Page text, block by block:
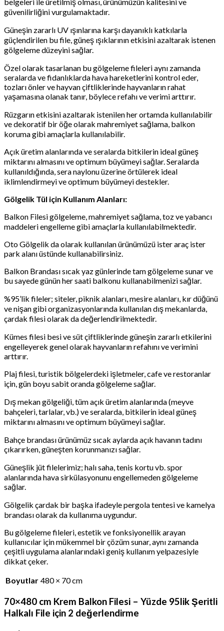
güvenilirliğini vurgulamaktadır.
Güneşin zararlı UV ışınlarına karşı dayanıklı katkılarla
güçlendirilen bu file, güneş ışıklarının etkisini azaltarak istenen
gölgeleme düzeyini sağlar.
Özel olarak tasarlanan bu gölgeleme fileleri aynı zamanda
seralarda ve fidanlıklarda hava hareketlerini kontrol eder,
tozları önler ve hayvan çiftliklerinde hayvanların rahat
yaşamasına olanak tanır, böylece refahı ve verimi arttırır.
Rüzgarın etkisini azaltarak istenilen her ortamda kullanılabilir
ve dekoratif bir öğe olarak mahremiyet sağlama, balkon
koruma gibi amaçlarla kullanılabilir.
Açık üretim alanlarında ve seralarda bitkilerin ideal güneş
miktarını almasını ve optimum büyümeyi sağlar. Seralarda
kullanıldığında, sera naylonu üzerine örtülerek ideal
iklimlendirmeyi ve optimum büyümeyi destekler.
Gölgelik Tül için Kullanım Alanları:
Balkon Filesi gölgeleme, mahremiyet sağlama, toz ve yabancı
maddeleri engelleme gibi amaçlarla kullanılabilmektedir.
Oto Gölgelik da olarak kullanılan ürünümüzü ister araç ister
park alanı üstünde kullanabilirsiniz.
Balkon Brandası sıcak yaz günlerinde tam gölgeleme sunar ve
bu sayede günün her saati balkonu kullanabilmenizi sağlar.
%95’lik fileler; siteler, piknik alanları, mesire alanları, kır düğünü
ve nişan gibi organizasyonlarında kullanılan dış mekanlarda,
çardak filesi olarak da değerlendirilmektedir.
Kümes filesi besi ve süt çiftliklerinde güneşin zararlı etkilerini
engelleyerek genel olarak hayvanların refahını ve verimini
arttırır.
Plaj filesi, turistik bölgelerdeki işletmeler, cafe ve restoranlar
için, gün boyu sabit oranda gölgeleme sağlar.
Dış mekan gölgeliği, tüm açık üretim alanlarında (meyve
bahçeleri, tarlalar, vb.) ve seralarda, bitkilerin ideal güneş
miktarını almasını ve optimum büyümeyi sağlar.
Bahçe brandası ürünümüz sıcak aylarda açık havanın tadını
çıkarırken, güneşten korunmanızı sağlar.
Güneşlik jüt filelerimiz; halı saha, tenis kortu vb. spor
alanlarında hava sirkülasyonunu engellemeden gölgeleme
sağlar.
Gölgelik çardak bir başka ifadeyle pergola tentesi ve kamelya
brandası olarak da kullanıma uygundur.
Bu gölgeleme fileleri, estetik ve fonksiyonellik arayan
kullanıcılar için mükemmel bir çözüm sunar, aynı zamanda
çeşitli uygulama alanlarındaki geniş kullanım yelpazesiyle
dikkat çeker.
Boyutlar 480 × 70 cm
70×480 cm Krem Balkon Filesi – Yüzde 95lik Şeritli
Halkalı File için 2 değerlendirme